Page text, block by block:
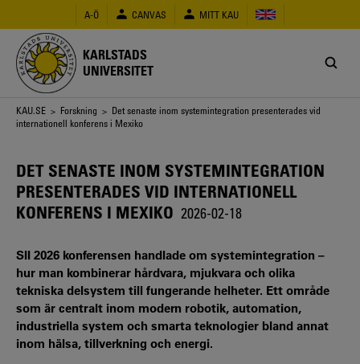
huvudinnehåll
A-Ö CANVAS MITT KAU
KARLSTADS
UNIVERSITET
Länkstig
KAU.SE > Forskning > Det senaste inom systemintegration presenterades vid
internationell konferens i Mexiko
DET SENASTE INOM SYSTEMINTEGRATION
PRESENTERADES VID INTERNATIONELL
KONFERENS I MEXIKO 2026-02-18
SII 2026 konferensen handlade om systemintegration –
hur man kombinerar hårdvara, mjukvara och olika
tekniska delsystem till fungerande helheter. Ett område
som är centralt inom modern robotik, automation,
industriella system och smarta teknologier bland annat
inom hälsa, tillverkning och energi.